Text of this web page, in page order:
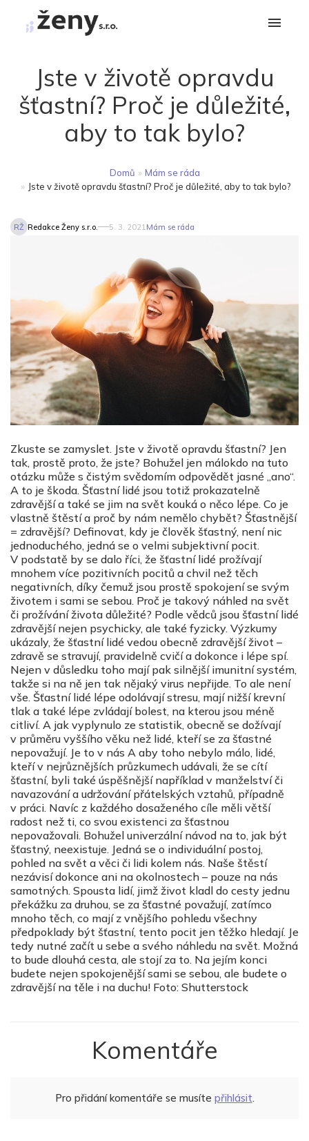
Jste v životě opravdu
šťastní? Proč je důležité,
aby to tak bylo?
Domů » Mám se ráda
» Jste v životě opravdu šťastní? Proč je důležité, aby to tak bylo?
RŽ Redakce Ženy s.r.o. 5. 3. 2021 Mám se ráda
Zkuste se zamyslet. Jste v životě opravdu šťastní? Jen
tak, prostě proto, že jste? Bohužel jen málokdo na tuto
otázku může s čistým svědomím odpovědět jasné „ano“.
A to je škoda. Šťastní lidé jsou totiž prokazatelně
zdravější a také se jim na svět kouká o něco lépe. Co je
vlastně štěstí a proč by nám nemělo chybět? Šťastnější
= zdravější? Definovat, kdy je člověk šťastný, není nic
jednoduchého, jedná se o velmi subjektivní pocit.
V podstatě by se dalo říci, že šťastní lidé prožívají
mnohem více pozitivních pocitů a chvil než těch
negativních, díky čemuž jsou prostě spokojení se svým
životem i sami se sebou. Proč je takový náhled na svět
či prožívání života důležité? Podle vědců jsou šťastní lidé
zdravější nejen psychicky, ale také fyzicky. Výzkumy
ukázaly, že šťastní lidé vedou obecně zdravější život –
zdravě se stravují, pravidelně cvičí a dokonce i lépe spí.
Nejen v důsledku toho mají pak silnější imunitní systém,
takže si na ně jen tak nějaký virus nepřijde. To ale není
vše. Šťastní lidé lépe odolávají stresu, mají nižší krevní
tlak a také lépe zvládají bolest, na kterou jsou méně
citliví. A jak vyplynulo ze statistik, obecně se dožívají
v průměru vyššího věku než lidé, kteří se za šťastné
nepovažují. Je to v nás A aby toho nebylo málo, lidé,
kteří v nejrůznějších průzkumech udávali, že se cítí
šťastní, byli také úspěšnější například v manželství či
navazování a udržování přátelských vztahů, případně
v práci. Navíc z každého dosaženého cíle měli větší
radost než ti, co svou existenci za šťastnou
nepovažovali. Bohužel univerzální návod na to, jak být
šťastný, neexistuje. Jedná se o individuální postoj,
pohled na svět a věci či lidi kolem nás. Naše štěstí
nezávisí dokonce ani na okolnostech – pouze na nás
samotných. Spousta lidí, jimž život kladl do cesty jednu
překážku za druhou, se za šťastné považují, zatímco
mnoho těch, co mají z vnějšího pohledu všechny
předpoklady být šťastní, tento pocit jen těžko hledají. Je
tedy nutné začít u sebe a svého náhledu na svět. Možná
to bude dlouhá cesta, ale stojí za to. Na jejím konci
budete nejen spokojenější sami se sebou, ale budete o
zdravější na těle i na duchu! Foto: Shutterstock
Komentáře
Pro přidání komentáře se musíte přihlásit.